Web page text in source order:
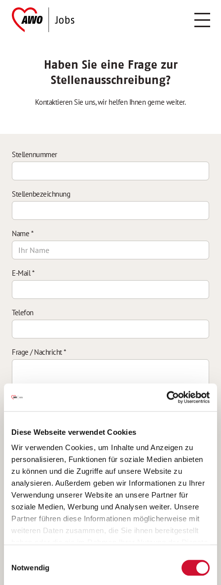
Diese Webseite verwendet Cookies
Wir verwenden Cookies, um Inhalte und Anzeigen zu
personalisieren, Funktionen für soziale Medien anbieten
zu können und die Zugriffe auf unsere Website zu
analysieren. Außerdem geben wir Informationen zu Ihrer
Verwendung unserer Website an unsere Partner für
soziale Medien, Werbung und Analysen weiter. Unsere
Partner führen diese Informationen möglicherweise mit
weiteren Daten zusammen, die Sie ihnen bereitgestellt
Wenn Sie auf „Cookies zulassen“ klicken, so stimmen
Sie der Speicherung sämtlicher Cookies zu. Sie können
Notwendig
Haben Sie eine Frage zur
Stellenausschreibung?
Kontaktieren Sie uns, wir helfen Ihnen gerne weiter.
Stellennummer
Stellenbezeichnung
Name *
E-Mail*
Telefon
Frage / Nachricht*
Ich bin damit einverstanden, dass meine personenbezogenen Daten
ausschließlich zum Zweck der Durchführung der Kontaktanfrage
verarbeitet, auf IT- Systemen der Garitz Bewirtschaftungsbetriebe
GmbH, Heinrich-von-Kleist-Straße 2, 97688 Bad Kissingen
(Betreiber) gespeichert und an die für das Stellenangebot
verantwortliche Stelle zur Kontaktaufnahme weitergegeben
werden.
Diese Einwilligungserklärung kann ich jederzeit gegenüber dem
Weitere Details können Sie der
entnehmen.